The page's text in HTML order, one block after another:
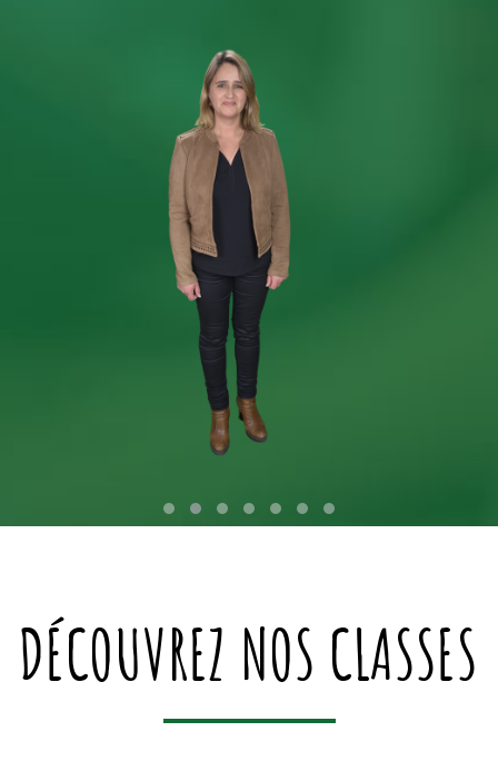
DÉCOUVREZ NOS CLASSES